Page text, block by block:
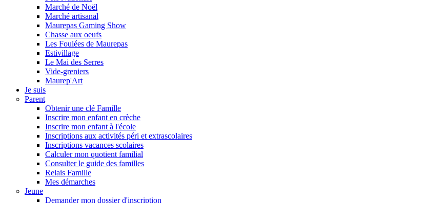
Marché de Noël
Marché artisanal
Maurepas Gaming Show
Chasse aux oeufs
Les Foulées de Maurepas
Estivillage
Le Mai des Serres
Vide-greniers
Maurep'Art
Je suis
Parent
Obtenir une clé Famille
Inscrire mon enfant en crèche
Inscrire mon enfant à l'école
Inscriptions aux activités péri et extrascolaires
Inscriptions vacances scolaires
Calculer mon quotient familial
Consulter le guide des familles
Relais Famille
Mes démarches
Jeune
Demander mon dossier d'inscription